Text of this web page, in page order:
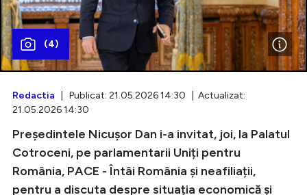
Intră în cont
Creează cont
(4)
Redactia | Publicat: 21.05.2026 14:30 | Actualizat:
21.05.2026 14:30
Președintele Nicușor Dan i-a invitat, joi, la Palatul
Cotroceni, pe parlamentarii Uniți pentru
România, PACE - Întâi România și neafiliații,
pentru a discuta despre situația economică și